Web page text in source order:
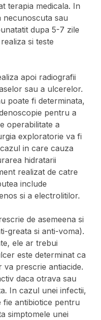
terapia medicala. In
necunoscuta sau
dupa 5-7 zile
si teste
apoi radiografii
sau a ulcerelor.
poate fi determinata,
pentru a
operabilitate a
exploratorie va fi
in care cauza
hidratarii
realizat de catre
include
si a electrolitilor.
de asemeena si
greata si anti-voma).
ele ar trebui
este determinat ca
prescrie antiacide.
daca otrava sau
In cazul unei infectii,
fie antibiotice pentru
simptomele unei